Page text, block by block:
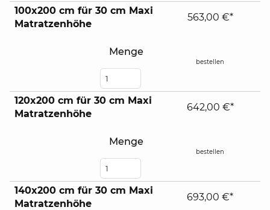
100x200 cm für 30 cm Maxi
Matratzenhöhe
Menge
563,00 €*
bestellen
120x200 cm für 30 cm Maxi
Matratzenhöhe
Menge
642,00 €*
bestellen
140x200 cm für 30 cm Maxi
Matratzenhöhe
693,00 €*